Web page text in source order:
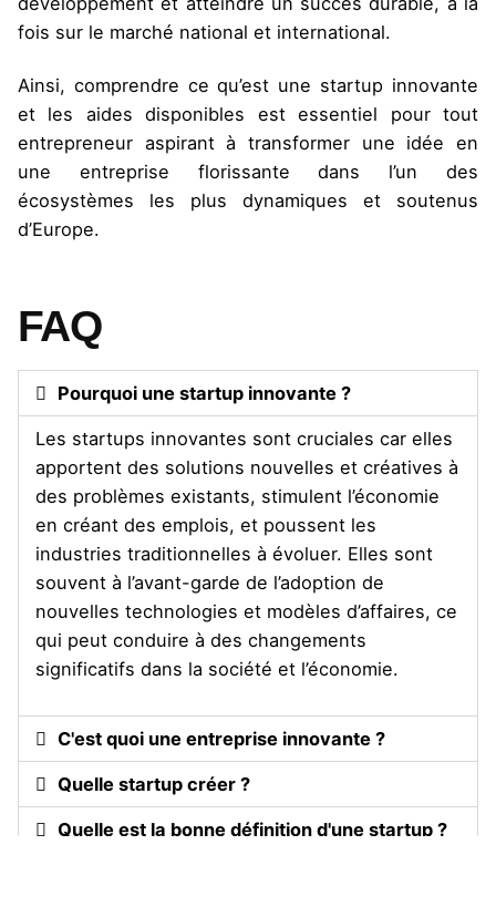
fois sur le marché national et international.
Ainsi, comprendre ce qu’est une startup innovante
et les aides disponibles est essentiel pour tout
entrepreneur aspirant à transformer une idée en
une entreprise florissante dans l’un des
écosystèmes les plus dynamiques et soutenus
d’Europe.
FAQ
Pourquoi une startup innovante ?
Les startups innovantes sont cruciales car elles
apportent des solutions nouvelles et créatives à
des problèmes existants, stimulent l’économie
en créant des emplois, et poussent les
industries traditionnelles à évoluer. Elles sont
souvent à l’avant-garde de l’adoption de
nouvelles technologies et modèles d’affaires, ce
qui peut conduire à des changements
significatifs dans la société et l’économie.
C'est quoi une entreprise innovante ?
Quelle startup créer ?
Quelle est la bonne définition d'une startup ?